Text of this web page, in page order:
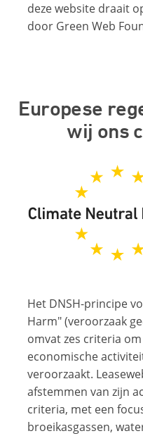
deze website draait
door Green Web
Europese
wij ons
Het DNSH-principe
Harm" (veroorzaak
omvat zes criteria
economische
veroorzaakt.
afstemmen van zijn
criteria, met een
broeikasgassen,